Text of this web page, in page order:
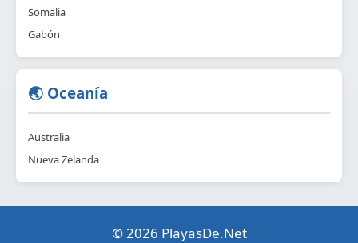
Somalia
Gabón
🌏 Oceanía
Australia
Nueva Zelanda
© 2026 PlayasDe.Net